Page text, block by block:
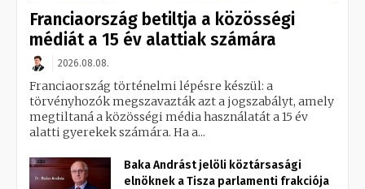
Franciaország betiltja a közösségi
médiát a 15 év alattiak számára
2026.08.08.
Franciaország történelmi lépésre készül: a
törvényhozók megszavazták azt a jogszabályt, amely
megtiltaná a közösségi média használatát a 15 év
alatti gyerekek számára. Ha a...
Baka Andrást jelöli köztársasági
elnöknek a Tisza parlamenti frakciója